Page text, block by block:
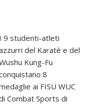
I 9 studenti-atleti
del Karatè e del
Kung-Fu
8
ai FISU WUC
Combat Sports di